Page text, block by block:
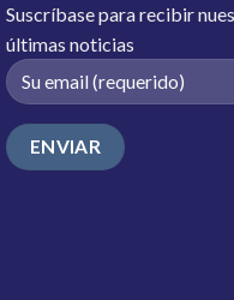
Suscríbase para recibir
últimas noticias